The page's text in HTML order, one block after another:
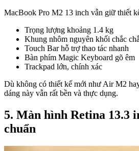
MacBook Pro M2 13 inch vẫn giữ thiết
Trọng lượng khoảng 1.4 kg
Khung nhôm nguyên khối chắc
Touch Bar hỗ trợ thao tác nhanh
Bàn phím Magic Keyboard gõ êm
Trackpad lớn, chính xác
Dù không có thiết kế mới như Air M2
dáng này vẫn rất bền và thực dụng.
5. Màn hình Retina 13.3
chuẩn